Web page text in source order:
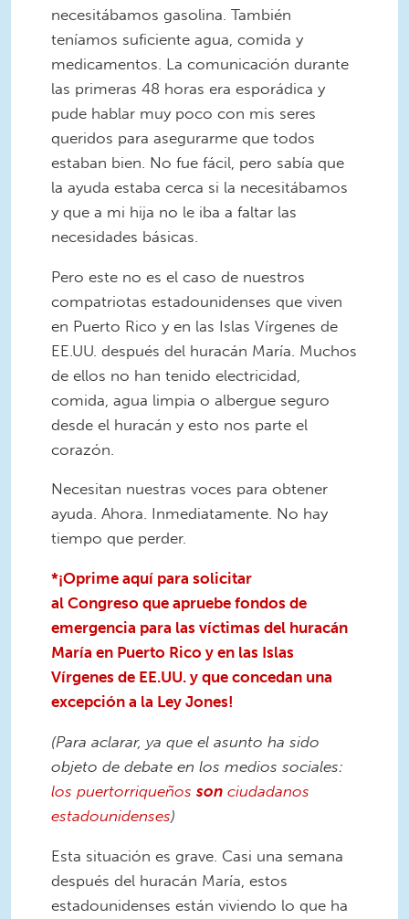
necesitábamos gasolina. También
teníamos suficiente agua, comida y
medicamentos. La comunicación durante
las primeras 48 horas era esporádica y
pude hablar muy poco con mis seres
queridos para asegurarme que todos
estaban bien. No fue fácil, pero sabía que
la ayuda estaba cerca si la necesitábamos
y que a mi hija no le iba a faltar las
necesidades básicas.
Pero este no es el caso de nuestros
compatriotas estadounidenses que viven
en Puerto Rico y en las Islas Vírgenes de
EE.UU. después del huracán María. Muchos
de ellos no han tenido electricidad,
comida, agua limpia o albergue seguro
desde el huracán y esto nos parte el
corazón.
Necesitan nuestras voces para obtener
ayuda. Ahora. Inmediatamente. No hay
tiempo que perder.
*¡Oprime aquí para solicitar
al Congreso que apruebe fondos de
emergencia para las víctimas del huracán
María en Puerto Rico y en las Islas
Vírgenes de EE.UU. y que concedan una
excepción a la Ley Jones!
(Para aclarar, ya que el asunto ha sido
objeto de debate en los medios sociales:
los puertorriqueños son ciudadanos
estadounidenses)
Esta situación es grave. Casi una semana
después del huracán María, estos
estadounidenses están viviendo lo que ha